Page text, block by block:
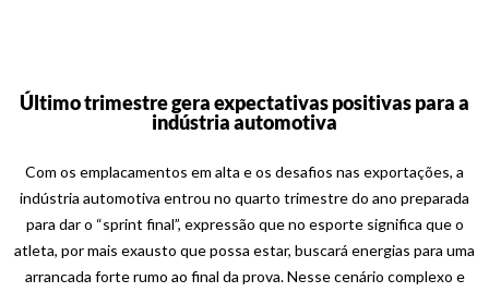
Último trimestre gera expectativas positivas para a
indústria automotiva
Com os emplacamentos em alta e os desafios nas exportações, a
indústria automotiva entrou no quarto trimestre do ano preparada
para dar o “sprint final”, expressão que no esporte significa que o
atleta, por mais exausto que possa estar, buscará energias para uma
arrancada forte rumo ao final da prova. Nesse cenário complexo e